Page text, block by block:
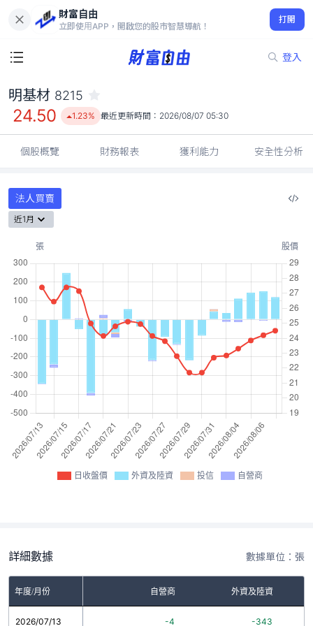
財富自由
立即使用APP，開啟您的股市智慧導航！
打開
登入
24.50
1.23%
明基材 8215
24.50 1.23% 最近更新時間： 2026/08/07 05:30
個股概覽 財務報表 獲利能力 安全性分析
法人買賣
近1月
日收盤價 外資及陸資 投信 自營商
詳細數據 數據單位：張
年度/月份 自營商 外資及陸資
2026/07/13 -4 -343